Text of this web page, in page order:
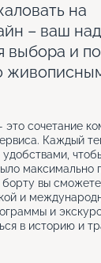
на
– ваш
выбора и
сочетание
Каждый
максимально
вы
и
и
в историю и